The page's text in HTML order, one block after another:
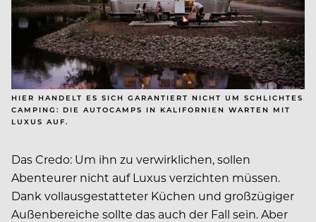
HIER HANDELT ES SICH GARANTIERT NICHT UM SCHLICHTES
CAMPING: DIE AUTOCAMPS IN KALIFORNIEN WARTEN MIT
LUXUS AUF.
Das Credo: Um ihn zu verwirklichen, sollen
Abenteurer nicht auf Luxus verzichten müssen.
Dank vollausgestatteter Küchen und großzügiger
Außenbereiche sollte das auch der Fall sein. Aber